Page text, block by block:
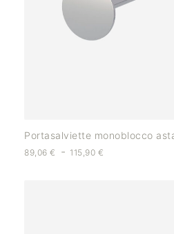
Portasalviette monoblocco
89,06 € - 115,90 €